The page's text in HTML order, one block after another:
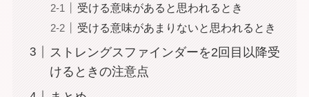
受ける意味があると思われるとき
受ける意味があまりないと思われるとき
ストレングスファインダーを2回目以降受
けるときの注意点